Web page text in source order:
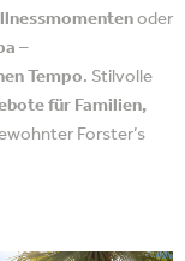
oder
–
Tempo. Stilvolle
für Familien,
Forster’s